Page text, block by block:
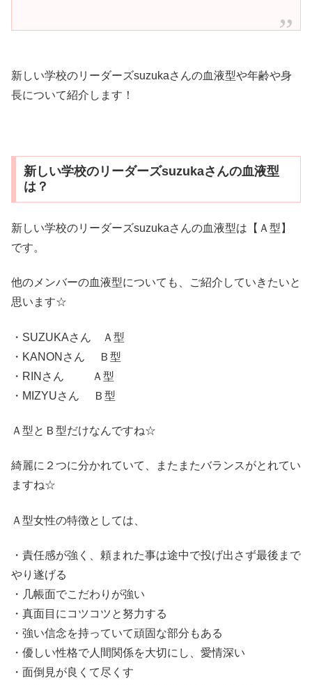
新しい学校のリーダーズsuzukaさんの血液型や年齢や身
長について紹介します！
新しい学校のリーダーズsuzukaさんの血液型
は？
新しい学校のリーダーズsuzukaさんの血液型は【Ａ型】
です。
他のメンバーの血液型についても、ご紹介していきたいと
思います☆
・SUZUKAさん Ａ型
・KANONさん Ｂ型
・RINさん Ａ型
・MIZYUさん Ｂ型
Ａ型とＢ型だけなんですね☆
綺麗に２つに分かれていて、またまたバランスがとれてい
ますね☆
Ａ型女性の特徴としては、
・責任感が強く、頼まれた事は途中で投げ出さず最後まで
やり遂げる
・几帳面でこだわりが強い
・真面目にコツコツと努力する
・強い信念を持っていて頑固な部分もある
・優しい性格で人間関係を大切にし、愛情深い
・面倒見が良くて尽くす